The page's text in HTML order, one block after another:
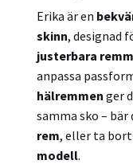
Erika är en
skinn, designad
justerbara
anpassa
hälremmen ger
samma sko – bär
rem, eller ta
modell.